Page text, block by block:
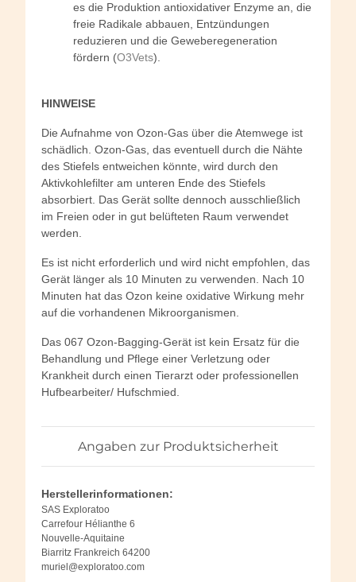
es die Produktion antioxidativer Enzyme an, die
freie Radikale abbauen, Entzündungen
reduzieren und die Geweberegeneration
fördern (O3Vets).
HINWEISE
Die Aufnahme von Ozon-Gas über die Atemwege ist
schädlich. Ozon-Gas, das eventuell durch die Nähte
des Stiefels entweichen könnte, wird durch den
Aktivkohlefilter am unteren Ende des Stiefels
absorbiert. Das Gerät sollte dennoch ausschließlich
im Freien oder in gut belüfteten Raum verwendet
werden.
Es ist nicht erforderlich und wird nicht empfohlen, das
Gerät länger als 10 Minuten zu verwenden. Nach 10
Minuten hat das Ozon keine oxidative Wirkung mehr
auf die vorhandenen Mikroorganismen.
Das 067 Ozon-Bagging-Gerät ist kein Ersatz für die
Behandlung und Pflege einer Verletzung oder
Krankheit durch einen Tierarzt oder professionellen
Hufbearbeiter/ Hufschmied.
Angaben zur Produktsicherheit
Herstellerinformationen:
SAS Exploratoo
Carrefour Hélianthe 6
Nouvelle-Aquitaine
Biarritz Frankreich 64200
muriel@exploratoo.com